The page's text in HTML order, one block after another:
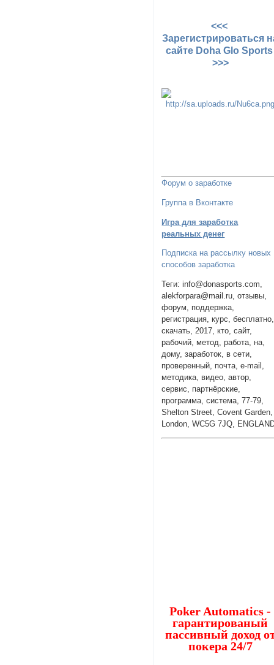
<<<
Зарегистрироваться
сайте Doha Glo
>>>
Форум о заработке
Группа в Вконтакте
Игра для заработка
реальных денег
Подписка на рассылку новых
способов заработка
Теги: info@donasports.com,
alekforpara@mail.ru, отзывы,
форум, поддержка,
регистрация, курс, бесплатно,
скачать, 2017, кто, сайт,
рабочий, метод, работа, на,
дому, заработок, в сети,
проверенный, почта, e-mail,
методика, видео, автор,
сервис, партнёрские,
программа, система, 77-79,
Shelton Street, Covent Garden,
London, WC5G 7JQ,
Poker Automatics -
гарантированый
пассивный доход
покера 24/7